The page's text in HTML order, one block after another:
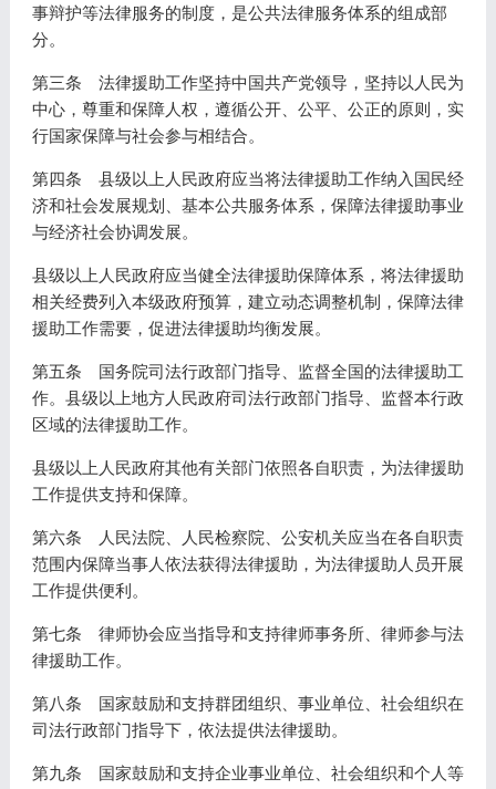
事辩护等法律服务的制度，是公共法律服务体系的组成部
分。
第三条 法律援助工作坚持中国共产党领导，坚持以人民为
中心，尊重和保障人权，遵循公开、公平、公正的原则，实
行国家保障与社会参与相结合。
第四条 县级以上人民政府应当将法律援助工作纳入国民经
济和社会发展规划、基本公共服务体系，保障法律援助事业
与经济社会协调发展。
县级以上人民政府应当健全法律援助保障体系，将法律援助
相关经费列入本级政府预算，建立动态调整机制，保障法律
援助工作需要，促进法律援助均衡发展。
第五条 国务院司法行政部门指导、监督全国的法律援助工
作。县级以上地方人民政府司法行政部门指导、监督本行政
区域的法律援助工作。
县级以上人民政府其他有关部门依照各自职责，为法律援助
工作提供支持和保障。
第六条 人民法院、人民检察院、公安机关应当在各自职责
范围内保障当事人依法获得法律援助，为法律援助人员开展
工作提供便利。
第七条 律师协会应当指导和支持律师事务所、律师参与法
律援助工作。
第八条 国家鼓励和支持群团组织、事业单位、社会组织在
司法行政部门指导下，依法提供法律援助。
第九条 国家鼓励和支持企业事业单位、社会组织和个人等